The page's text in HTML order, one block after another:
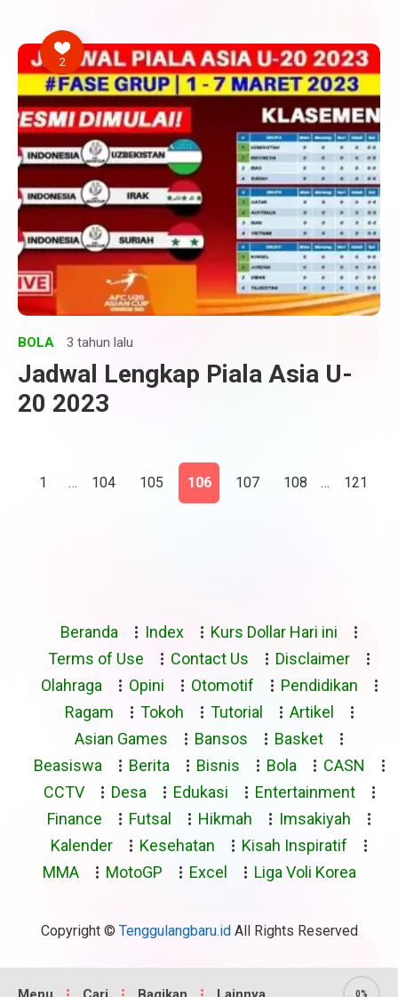
2
BOLA 3 tahun lalu
Jadwal Lengkap Piala Asia U-
20 2023
1 … 104 105 106 107 108 … 121
Beranda Index
Kurs Dollar Hari ini
Terms of Use
Contact Us
Disclaimer
Olahraga
Opini Otomotif
Pendidikan
Ragam
Tokoh Tutorial
Artikel
Asian Games
Bansos
Basket
Beasiswa
Berita Bisnis Bola
CASN
CCTV
Desa Edukasi
Entertainment
Finance
Futsal Hikmah
Imsakiyah
Kalender
Kesehatan
Kisah Inspiratif
MMA
MotoGP Excel Liga Voli Korea
Copyright © Tenggulangbaru.idAll Rights Reserved
0%